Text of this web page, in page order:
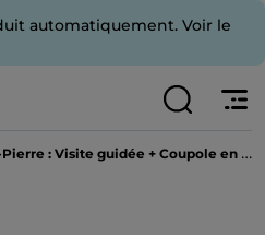
automatiquement. Voir le
guidée + Coupole en option & Grottes du Vatican